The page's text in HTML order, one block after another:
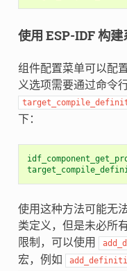
使用 ESP-IDF 构
组件配置菜单可以配
义选项需要通过命令
下：
使用这种方法可能无
类定义，但是未必所
限制，可以使用
宏，例如